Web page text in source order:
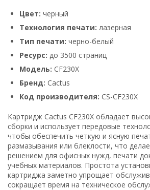
Цвет: черный
Технология печати: лазерная
Тип печати: черно-белый
Ресурс: до 3500 страниц
Модель: CF230X
Бренд: Cactus
Код производителя: CS-CF230X
Картридж Cactus CF230X обладает
сборки и использует передовые
чтобы обеспечить четкую и ясную
размазывания или блеклости, что
решением для офисных нужд, печати
учебных материалов. Простота
картриджа заметно упрощает
сокращает время на техническое